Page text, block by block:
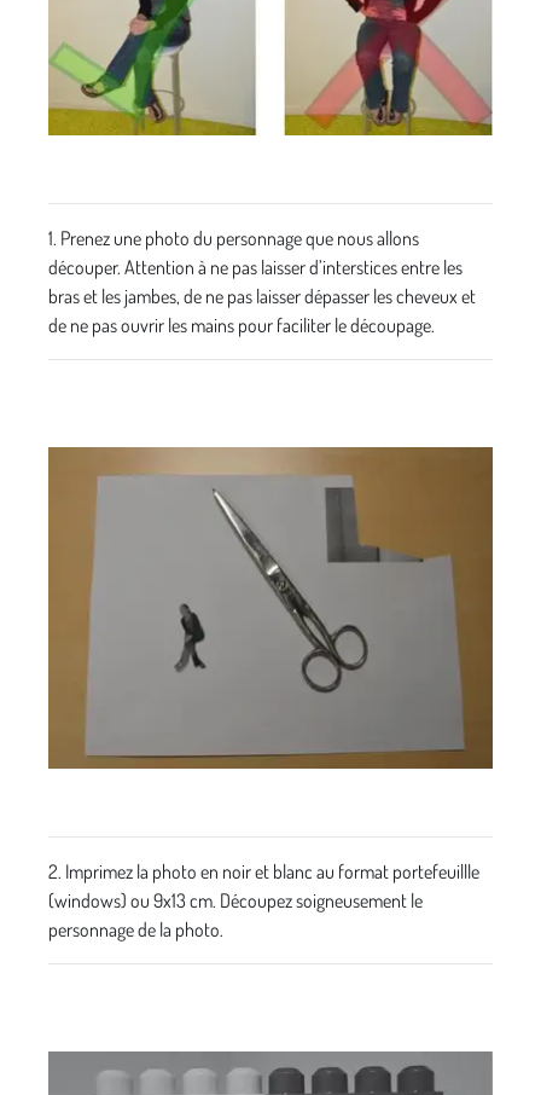
1. Prenez une photo du personnage que nous allons
découper. Attention à ne pas laisser d’interstices entre les
bras et les jambes, de ne pas laisser dépasser les cheveux et
de ne pas ouvrir les mains pour faciliter le découpage.
2. Imprimez la photo en noir et blanc au format portefeuillle
(windows) ou 9x13 cm. Découpez soigneusement le
personnage de la photo.